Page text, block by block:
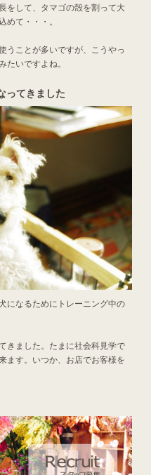
をして、タマゴの殻を割って大
めて・・・。
うことが多いですが、こうやっ
たいですよね。
ってきました
になるためにトレーニング中の
きました。たまに社会科見学で
ます。いつか、お店でお客様を